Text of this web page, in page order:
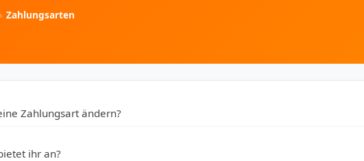
› Zahlungsarten
Zahlungsart ändern?
ihr an?